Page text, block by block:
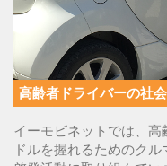
高齢者ドライバーの社
イーモビネットでは、
ドルを握れるためのク